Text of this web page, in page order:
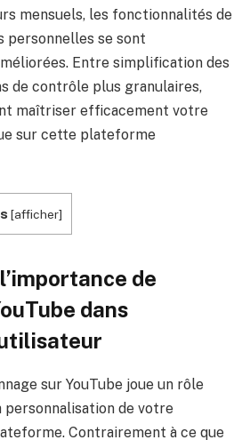
mensuels, les fonctionnalités de
personnelles se sont
Entre simplification des
de contrôle plus granulaires,
maîtriser efficacement votre
sur cette plateforme
[afficher]
de
dans
sur YouTube joue un rôle
personnalisation de votre
Contrairement à ce que